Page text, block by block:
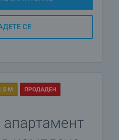
СЕ
М ПРОДАДЕН